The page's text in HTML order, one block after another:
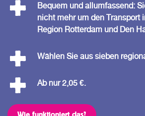
Bequem und allumfassend:
nicht mehr um den Transport
Region Rotterdam und Den
Wählen Sie aus sieben
Ab nur 2,05 €.
Wie funktioniert das?